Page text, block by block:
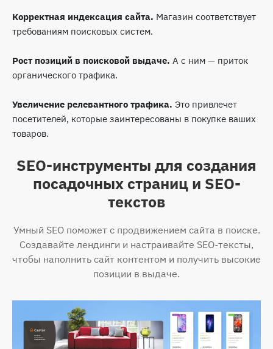
Корректная индексация сайта. Магазин соответствует
требованиям поисковых систем.
Рост позиций в поисковой выдаче. А с ним — приток
органического трафика.
Увеличение релевантного трафика. Это привлечет
посетителей, которые заинтересованы в покупке ваших
товаров.
SEO-инструменты для создания
посадочных страниц и SEO-
текстов
Умный SEO поможет с продвижением сайта в поиске.
Создавайте лендинги и настраивайте SEO-тексты,
чтобы наполнить сайт контентом и получить высокие
позиции в выдаче.